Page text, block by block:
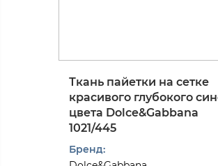
Ткань пайетки на сетке
красивого глубокого
цвета Dolce&Gabbana
1021/445
Бренд: